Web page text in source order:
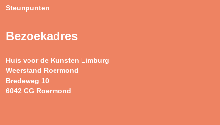
Steunpunten
Bezoekadres
Huis voor de Kunsten Limburg
Weerstand Roermond
Bredeweg 10
6042 GG Roermond